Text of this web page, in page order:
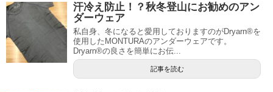
汗冷え防止！？秋冬登山にお勧めのアン
ダーウェア
私自身、冬になると愛用しておりますのがDryarn®を
使用したMONTURAのアンダーウェアです。
Dryarn®の良さを簡単にお伝...
記事を読む